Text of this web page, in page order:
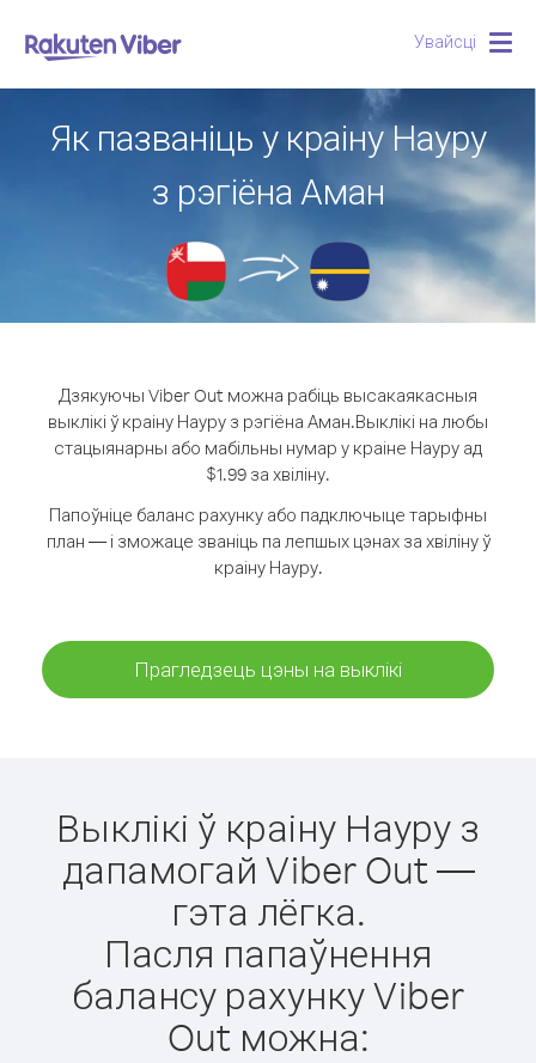
Увайсці
Як пазваніць у краіну Науру
з рэгіёна Аман
Дзякуючы Viber Out можна рабіць высакаякасныя
выклікі ў краіну Науру з рэгіёна Аман.Выклікі на любы
стацыянарны або мабільны нумар у краіне Науру ад
$1.99 за хвіліну.
Папоўніце баланс рахунку або падключыце тарыфны
план — і зможаце званіць па лепшых цэнах за хвіліну ў
краіну Науру.
Прагледзець цэны на выклікі
Выклікі ў краіну Науру з
дапамогай Viber Out —
гэта лёгка.
Пасля папаўнення
балансу рахунку Viber
Out можна: